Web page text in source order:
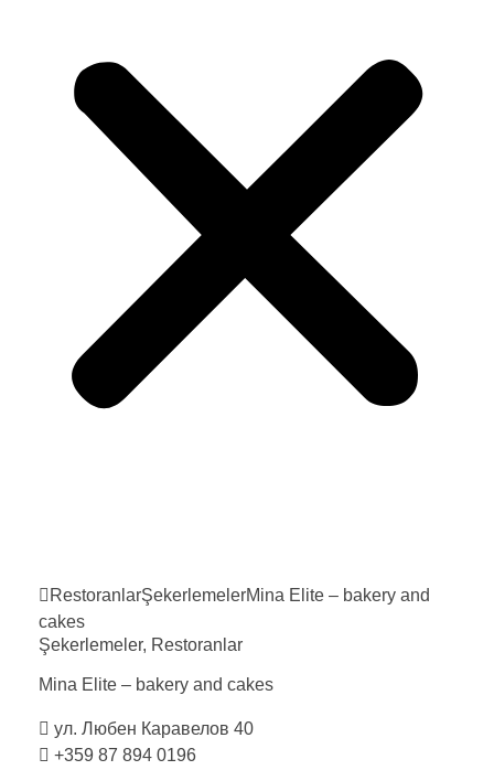
RestoranlarŞekerlemelerMina Elite – bakery and
cakes
Şekerlemeler, Restoranlar
Mina Elite – bakery and cakes
ул. Любен Каравелов 40
+359 87 894 0196